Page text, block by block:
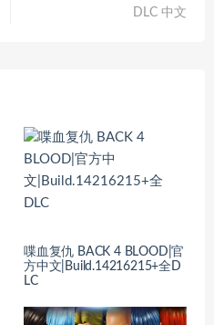
DLC 中文
喋血复仇 BACK 4 BLOOD|官
方中文|Build.14216215+全D
LC